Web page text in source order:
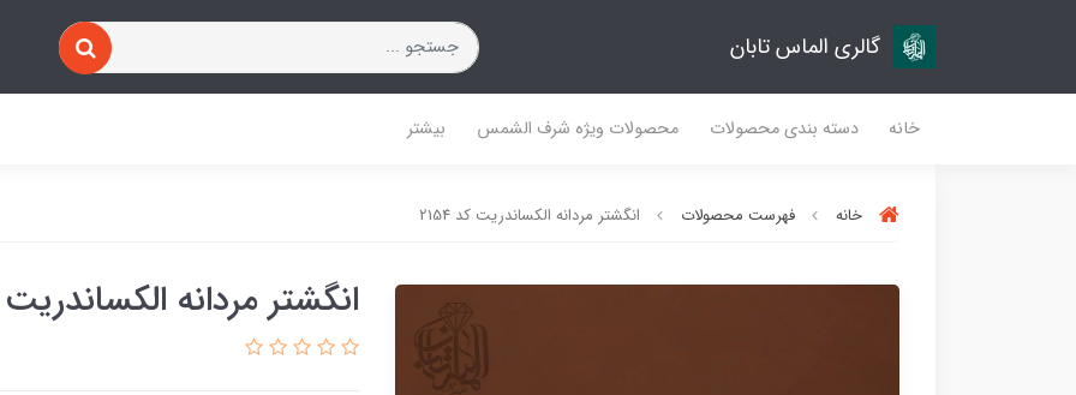
گالری الماس تابان
خانه دسته بندی محصولات محصولات ویژه شرف الشمس بیشتر
خانه فهرست محصولات انگشتر مردانه الکساندریت کد 2154
انگشتر مردانه الکساندریت کد